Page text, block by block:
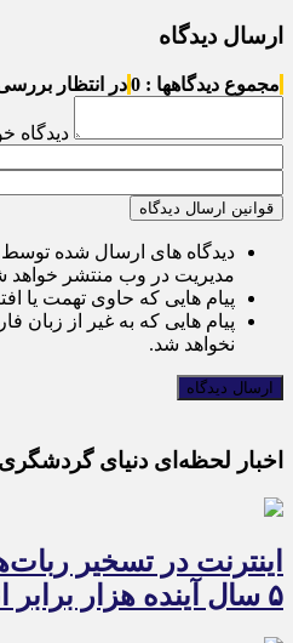
ارسال دیدگاه
مجموع دیدگاهها : 0 در انتظار بررسی
دیدگاه
قوانین ارسال دیدگاه
دیدگاه های ارسال شده توسط
مدیریت در وب منتشر خواهد
پیام هایی که حاوی تهمت یا
پیام هایی که به غیر از زبان
نخواهد شد.
اخبار لحظه‌ای دنیای گردشگری
اینترنت در تسخیر
۵ سال آینده هزار برابر انسان‌ها خواهد شد